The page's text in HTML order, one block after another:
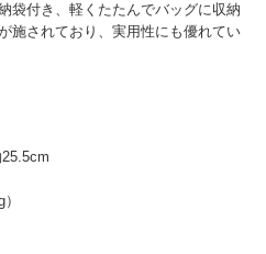
袋付き、軽くたたんでバッグに収納
施されており、実用性にも優れてい